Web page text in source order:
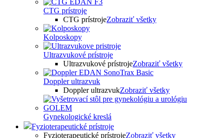
CTG prístroje
CTG prístrojeZobraziť všetky
Kolposkopy
Ultrazvukové prístroje
Ultrazvukové prístrojeZobraziť všetky
Doppler ultrazvuk
Doppler ultrazvukZobraziť všetky
Gynekologické kreslá
Fyzioterapeutické prístroje
Fyzioterapeutické prístrojeZobraziť všetky